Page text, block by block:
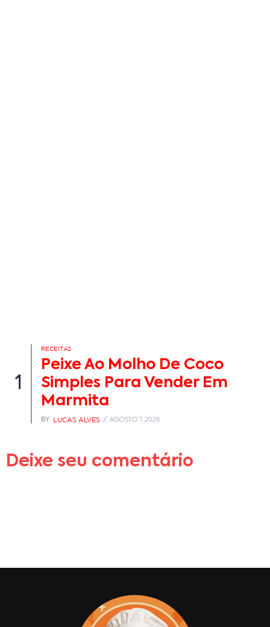
1
RECEITAS
Peixe Ao Molho De Coco
Simples Para Vender Em
Marmita
BY LUCAS ALVES AGOSTO 7, 2026
Deixe seu comentário